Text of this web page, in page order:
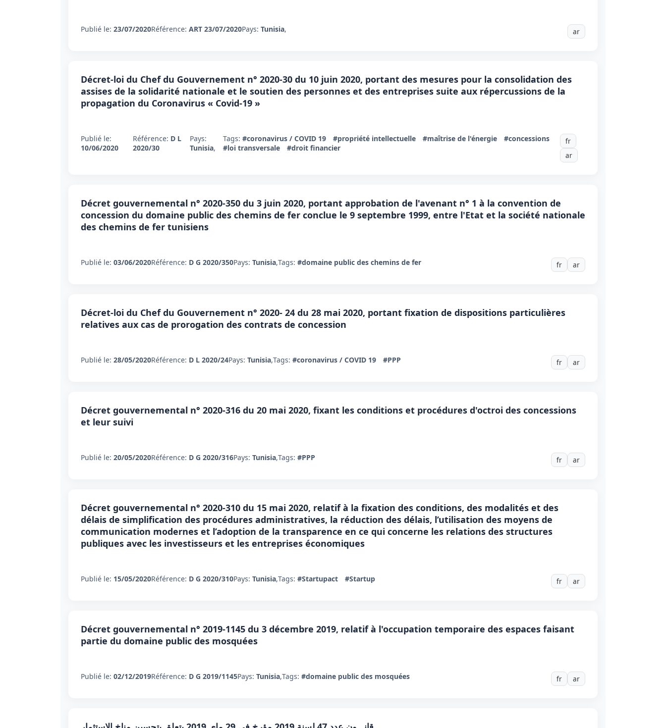
Publié le: 23/07/2020Référence: ART 23/07/2020Pays: Tunisia, ar
Décret-loi du Chef du Gouvernement n° 2020-30 du 10 juin 2020, portant des mesures pour la consolidation des
assises de la solidarité nationale et le soutien des personnes et des entreprises suite aux répercussions de la
propagation du Coronavirus « Covid-19 »
Publié le:
10/06/2020
Référence: D L
2020/30
Pays:
Tunisia,
Tags: #coronavirus / COVID 19 #propriété intellectuelle #maîtrise de l'énergie
#concessions
#loi transversale
#droit financier
fr
ar
Décret gouvernemental n° 2020-350 du 3 juin 2020, portant approbation de l'avenant n° 1 à la convention de
concession du domaine public des chemins de fer conclue le 9 septembre 1999, entre l'Etat et la société nationale
des chemins de fer tunisiens
Publié le: 03/06/2020Référence: D G 2020/350Pays: Tunisia,Tags: #domaine public des chemins de fer fr ar
Décret-loi du Chef du Gouvernement n° 2020- 24 du 28 mai 2020, portant fixation de dispositions particulières
relatives aux cas de prorogation des contrats de concession
Publié le: 28/05/2020Référence: D L 2020/24Pays: Tunisia,Tags: #coronavirus / COVID 19 #PPP fr ar
Décret gouvernemental n° 2020-316 du 20 mai 2020, fixant les conditions et procédures d'octroi des concessions
et leur suivi
Publié le: 20/05/2020Référence: D G 2020/316Pays: Tunisia,Tags: #PPP fr ar
Décret gouvernemental n° 2020-310 du 15 mai 2020, relatif à la fixation des conditions, des modalités et des
délais de simplification des procédures administratives, la réduction des délais, l’utilisation des moyens de
communication modernes et l’adoption de la transparence en ce qui concerne les relations des structures
publiques avec les investisseurs et les entreprises économiques
Publié le: 15/05/2020Référence: D G 2020/310Pays: Tunisia,Tags: #Startupact #Startup fr ar
Décret gouvernemental n° 2019-1145 du 3 décembre 2019, relatif à l'occupation temporaire des espaces faisant
partie du domaine public des mosquées
Publié le: 02/12/2019Référence: D G 2019/1145Pays: Tunisia,Tags: #domaine public des mosquées fr ar